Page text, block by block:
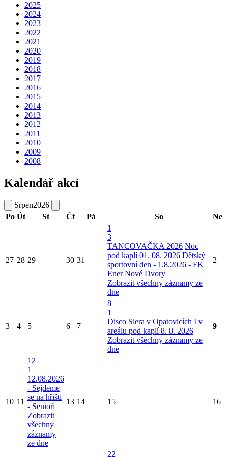
2025
2024
2023
2022
2021
2020
2019
2018
2017
2016
2015
2014
2013
2012
2011
2010
2009
2008
Kalendář akcí
Srpen2026
Po Út St Čt Pá So Ne
27 28 29 30 31
1
3
TANCOVAČKA 2026 Noc
pod kaplí 01. 08. 2026 Dětský
sportovní den - 1.8.2026 - FK
Ener Nové Dvory
Zobrazit všechny záznamy ze
dne
2
3 4 5 6 7
8
1
Disco Siera v Opatovicích I v
areálu pod kaplí 8. 8. 2026
Zobrazit všechny záznamy ze
dne
9
10 11
12
1
12.08.2026
- Sejdeme
se na hřišti
- Senioři
Zobrazit
všechny
záznamy
ze dne
13 14 15 16
22